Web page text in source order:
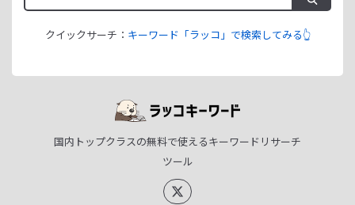
クイックサーチ： キーワード「ラッコ」で検索してみる👆
国内トップクラスの無料で使えるキーワードリサーチ
ツール